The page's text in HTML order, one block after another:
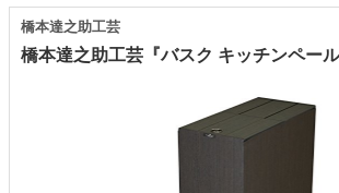
橋本達之助工芸『バスク キッチンペール
橋本達之助工芸